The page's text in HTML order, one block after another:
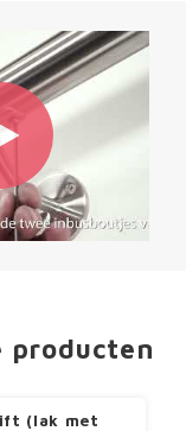
producten
(lak met